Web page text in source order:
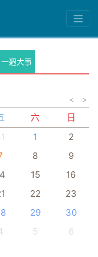
一週大事
< >
六
日
1
2
8
9
15
16
22
23
29
30
5 6